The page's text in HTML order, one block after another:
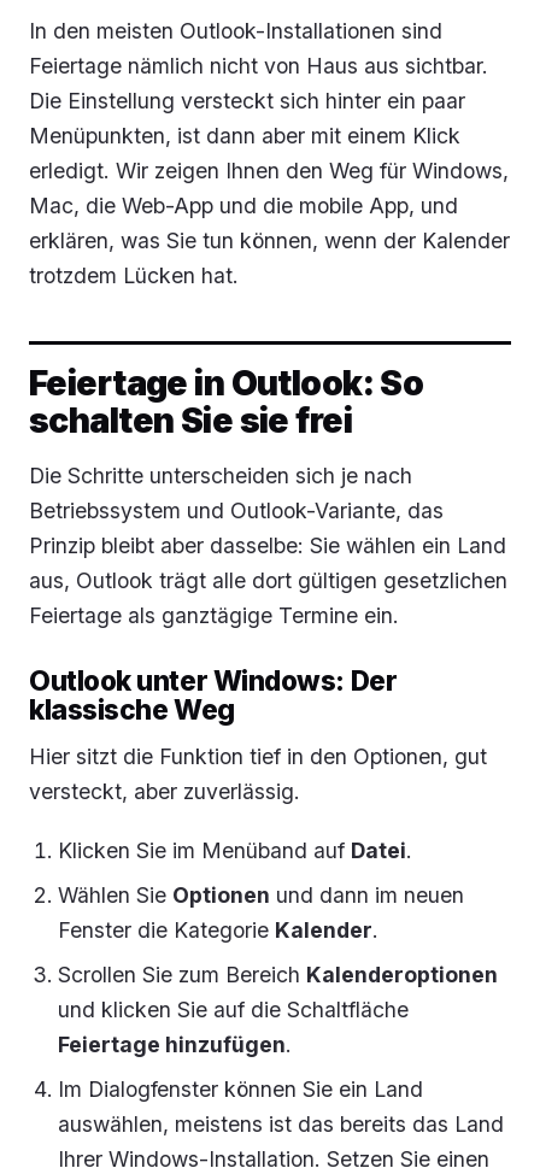
In den meisten Outlook-Installationen sind
Feiertage nämlich nicht von Haus aus sichtbar.
Die Einstellung versteckt sich hinter ein paar
Menüpunkten, ist dann aber mit einem Klick
erledigt. Wir zeigen Ihnen den Weg für Windows,
Mac, die Web-App und die mobile App, und
erklären, was Sie tun können, wenn der Kalender
trotzdem Lücken hat.
Feiertage in Outlook: So
schalten Sie sie frei
Die Schritte unterscheiden sich je nach
Betriebssystem und Outlook-Variante, das
Prinzip bleibt aber dasselbe: Sie wählen ein Land
aus, Outlook trägt alle dort gültigen gesetzlichen
Feiertage als ganztägige Termine ein.
Outlook unter Windows: Der
klassische Weg
Hier sitzt die Funktion tief in den Optionen, gut
versteckt, aber zuverlässig.
Klicken Sie im Menüband auf Datei.
Wählen Sie Optionen und dann im neuen
Fenster die Kategorie Kalender.
Scrollen Sie zum Bereich Kalenderoptionen
und klicken Sie auf die Schaltfläche
Feiertage hinzufügen.
Im Dialogfenster können Sie ein Land
auswählen, meistens ist das bereits das Land
Ihrer Windows-Installation. Setzen Sie einen